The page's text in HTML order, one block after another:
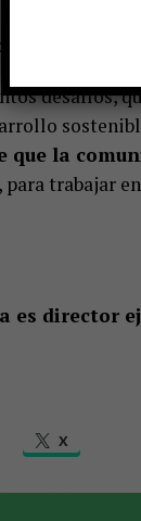
convivencia
de largo
desafíos,
la
para trabajar
es director
X